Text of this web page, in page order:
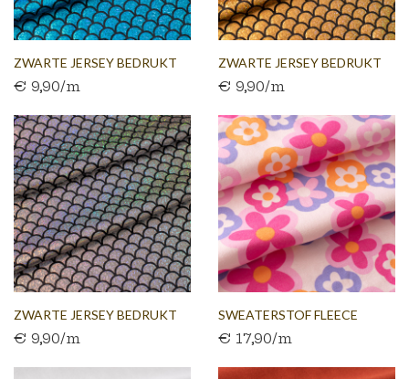
ZWARTE JERSEY BEDRUKT
MET...
€ 9,90/m
ZWARTE JERSEY BEDRUKT
MET...
€ 9,90/m
ZWARTE JERSEY BEDRUKT
MET...
€ 9,90/m
SWEATERSTOF FLEECE
GEBROKEN...
€ 17,90/m